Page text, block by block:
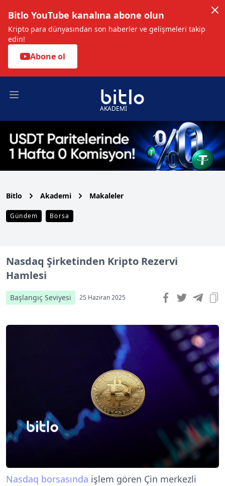
Bitlo YouTube kanalına abone olun
Kripto para dünyasından son haberler ve gelişmeleri takip
edin!
Abone ol
Open main menu
AKADEMİ
Bitlo Akademi Makaleler
Gündem Borsa
Nasdaq Şirketinden Kripto Rezervi
Hamlesi
Başlangıç Seviyesi 25 Haziran 2025
Nasdaq borsasında işlem gören Çin merkezli